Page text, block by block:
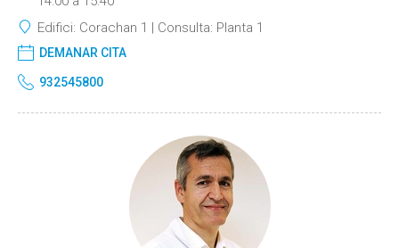
Edifici: Corachan 1 Consulta: Planta 1
DEMANAR CITA
932545800